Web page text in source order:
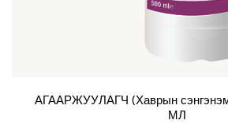
АГААРЖУУЛАГЧ (Хаврын
МЛ